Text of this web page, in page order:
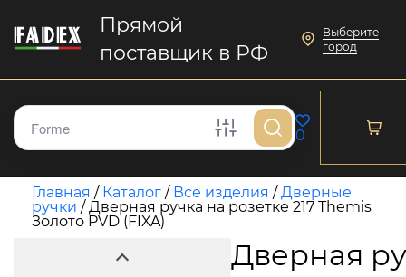
Прямой
поставщик в РФ
Выберите
город
0
Главная / Каталог / Все изделия /Дверные
ручки /Дверная ручка на розетке 217 Themis
Золото PVD (FIXA)
Дверная